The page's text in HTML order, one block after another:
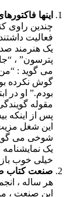
اینها
چندین راوی
فعالیت
یک هنرمند
پترسون” ،
می گوید :
گوش نکرده
بودم.” او در
مقوله
پس از اینکه
این شغل
شوخی می
یک
خیلی خوب
صنعت کتاب
هر ساله ،
این صنعت ،